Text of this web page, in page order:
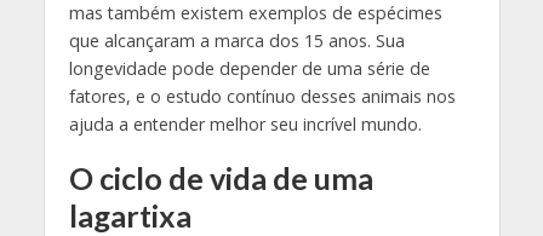
mas também existem exemplos de espécimes
que alcançaram a marca dos 15 anos. Sua
longevidade pode depender de uma série de
fatores, e o estudo contínuo desses animais nos
ajuda a entender melhor seu incrível mundo.
O ciclo de vida de uma
lagartixa